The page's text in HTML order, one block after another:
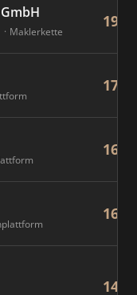
Maklerkette
193
176
164
161
143